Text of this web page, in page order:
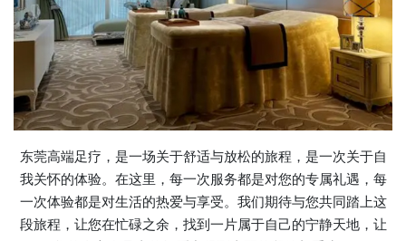
东莞高端足疗，是一场关于舒适与放松的旅程，是一次关于自
我关怀的体验。在这里，每一次服务都是对您的专属礼遇，每
一次体验都是对生活的热爱与享受。我们期待与您共同踏上这
段旅程，让您在忙碌之余，找到一片属于自己的宁静天地，让